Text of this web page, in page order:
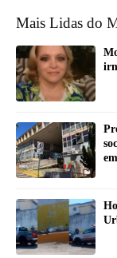
Mais Lidas do